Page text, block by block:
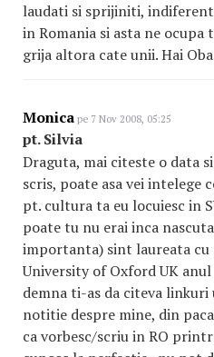
laudati si sprijiniti,
in Romania si asta ne
grija altora cate unii. Hai
Monica pe 7 Nov 2008, 05:25
pt. Silvia
Draguta, mai citeste o data
scris, poate asa vei intelege
pt. cultura ta eu locuiesc in
poate tu nu erai inca
importanta) sint laureata cu
University of Oxford UK
demna ti-as da citeva
notitie despre mine, din
ca vorbesc/scriu in RO